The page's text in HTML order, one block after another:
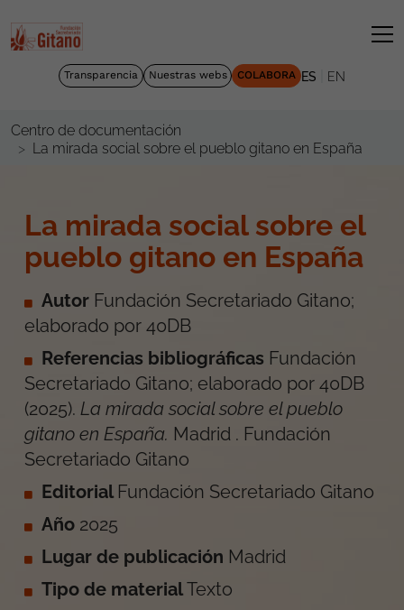
Transparencia Nuestras webs COLABORA ES EN
Centro de documentación
La mirada social sobre el pueblo gitano en España
La mirada social sobre el
pueblo gitano en España
Autor Fundación Secretariado Gitano;
elaborado por 40DB
Referencias bibliográficas Fundación
Secretariado Gitano; elaborado por 40DB
(2025). La mirada social sobre el pueblo
gitano en España. Madrid . Fundación
Secretariado Gitano
Editorial Fundación Secretariado Gitano
Año 2025
Lugar de publicación Madrid
Tipo de material Texto